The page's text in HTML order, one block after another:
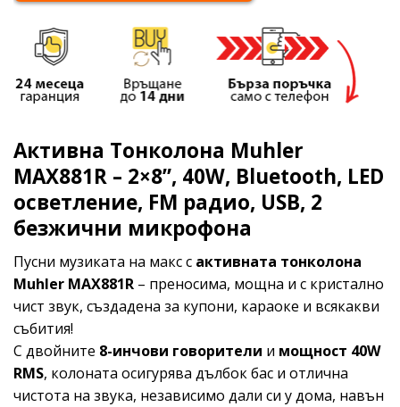
Активна Тонколона Muhler
MAX881R – 2×8”, 40W, Bluetooth, LED
осветление, FM радио, USB, 2
безжични микрофона
Пусни музиката на макс с активната тонколона
Muhler MAX881R – преносима, мощна и с кристално
чист звук, създадена за купони, караоке и всякакви
събития!
С двойните 8-инчови говорители и мощност 40W
RMS, колоната осигурява дълбок бас и отлична
чистота на звука, независимо дали си у дома, навън